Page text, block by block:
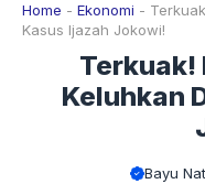
Home - Ekonomi -
Kasus Ijazah Jokowi!
Terkuak!
Keluhkan
Bayu